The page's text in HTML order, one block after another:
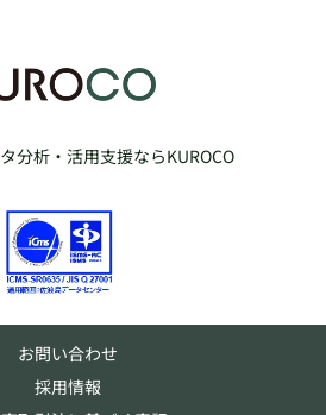
分析・活用支援ならKUROCO
お問い合わせ
採用情報